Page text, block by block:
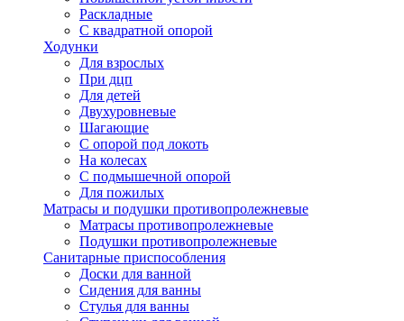
Раскладные
С квадратной опорой
Ходунки
Для взрослых
При дцп
Для детей
Двухуровневые
Шагающие
С опорой под локоть
На колесах
С подмышечной опорой
Для пожилых
Матрасы и подушки противопролежневые
Матрасы противопролежневые
Подушки противопролежневые
Санитарные приспособления
Доски для ванной
Сидения для ванны
Стулья для ванны